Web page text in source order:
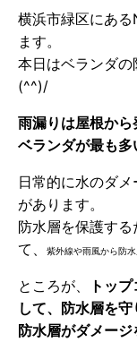
横浜市緑区にあ
ます。
本日はベランダ
(^^)/
雨漏りは屋根か
ベランダが最も多
日常的に水のダ
があります。
防水層を保護す
て、
紫外線や雨風から防
ところが、
トッ
して、防水層を
防水層がダメー